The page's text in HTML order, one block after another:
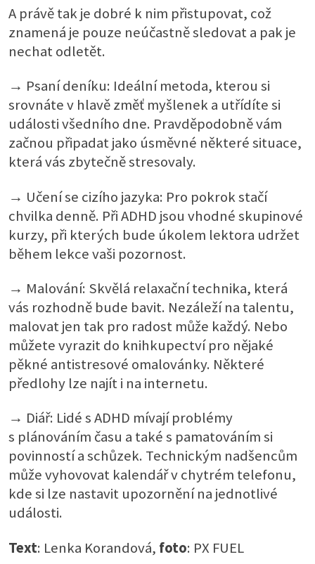
A právě tak je dobré k nim přistupovat, což
znamená je pouze neúčastně sledovat a pak je
nechat odletět.
→ Psaní deníku: Ideální metoda, kterou si
srovnáte v hlavě změť myšlenek a utřídíte si
události všedního dne. Pravděpodobně vám
začnou připadat jako úsměvné některé situace,
která vás zbytečně stresovaly.
→ Učení se cizího jazyka: Pro pokrok stačí
chvilka denně. Při ADHD jsou vhodné skupinové
kurzy, při kterých bude úkolem lektora udržet
během lekce vaši pozornost.
→ Malování: Skvělá relaxační technika, která
vás rozhodně bude bavit. Nezáleží na talentu,
malovat jen tak pro radost může každý. Nebo
můžete vyrazit do knihkupectví pro nějaké
pěkné antistresové omalovánky. Některé
předlohy lze najít i na internetu.
→ Diář: Lidé s ADHD mívají problémy
s plánováním času a také s pamatováním si
povinností a schůzek. Technickým nadšencům
může vyhovovat kalendář v chytrém telefonu,
kde si lze nastavit upozornění na jednotlivé
události.
Text: Lenka Korandová, foto: PX FUEL